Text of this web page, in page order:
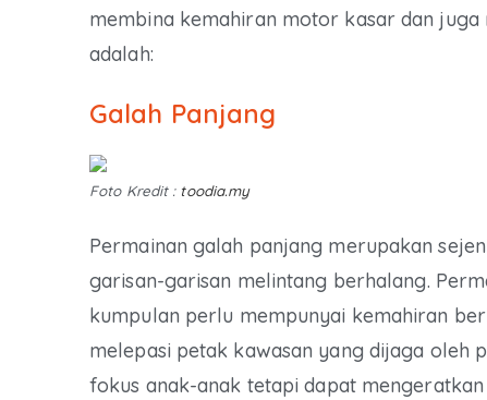
membina kemahiran motor kasar dan
adalah:
Galah Panjang
Foto Kredit : toodia.my
Permainan galah panjang merupakan
garisan-garisan melintang berhalang.
kumpulan perlu mempunyai kemahiran
melepasi petak kawasan yang dijaga oleh
fokus anak-anak tetapi dapat